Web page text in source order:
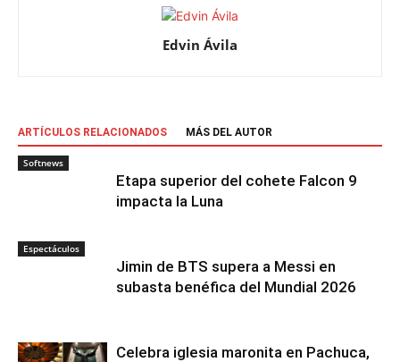
Edvin Ávila
ARTÍCULOS RELACIONADOS MÁS DEL AUTOR
Softnews
Etapa superior del cohete Falcon 9
impacta la Luna
Espectáculos
Jimin de BTS supera a Messi en
subasta benéfica del Mundial 2026
Celebra iglesia maronita en Pachuca,